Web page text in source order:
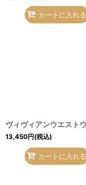
カートに入れる
13,450円(税込)
カートに入れる